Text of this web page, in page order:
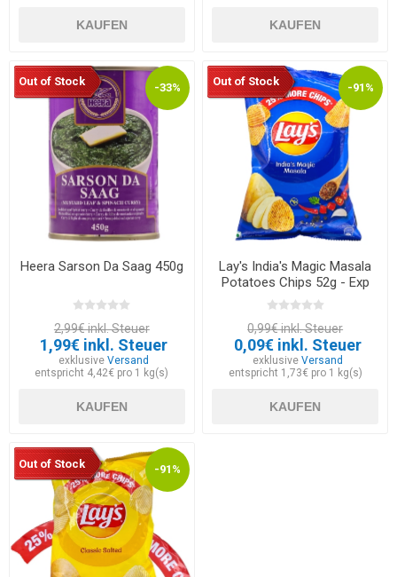
KAUFEN KAUFEN
-33%
Out of Stock
Heera Sarson Da Saag 450g
2,99€ inkl. Steuer
1,99€ inkl. Steuer
exklusiveVersand
entspricht 4,42€ pro 1 kg(s)
KAUFEN
-91%
Out of Stock
Lay's India's Magic Masala
Potatoes Chips 52g - Exp
30.05.2026
0,99€ inkl. Steuer
0,09€ inkl. Steuer
exklusive Versand
entspricht 1,73€ pro 1 kg(s)
KAUFEN
-91%
Out of Stock